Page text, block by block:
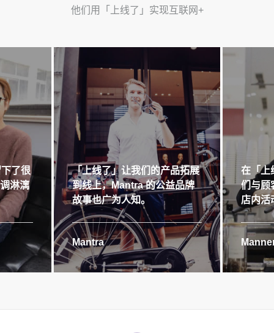
他们用「上线了」实现互联网+
了很
淋漓
「上线了」让我们的产品拓展
到线上，Mantra 的公益品牌
故事也广为人知。
Mantra
在「上
们与顾
店内活